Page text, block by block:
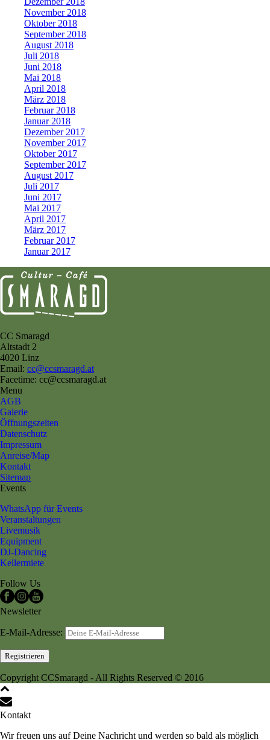
November 2018
Oktober 2018
September 2018
August 2018
Juli 2018
Juni 2018
Mai 2018
April 2018
März 2018
Februar 2018
Januar 2018
Dezember 2017
November 2017
Oktober 2017
September 2017
August 2017
Juli 2017
Juni 2017
Mai 2017
April 2017
März 2017
Februar 2017
Januar 2017
CC Smaragd
Altstadt 2
4020 Linz
Email: cc@ccsmaragd.at
Facetime: cc@ccsmaragd.at
Menu
AGB
Galerie
Öffnungszeiten
Datenschutz
Impressum
Anreise/Map
Kontakt
Sitemap
Events
WhatsApp für Events
Veranstaltungen
Livemusik
Equipment
DJ-Dancing
Kellermiete
Follow Us
Newsletter
E-Mail-Adresse:
Copyright CCSmaragd - All Rights Reserved © 2016
Kontakt
Wir freuen uns auf Deine Nachricht und werden so bald als möglich